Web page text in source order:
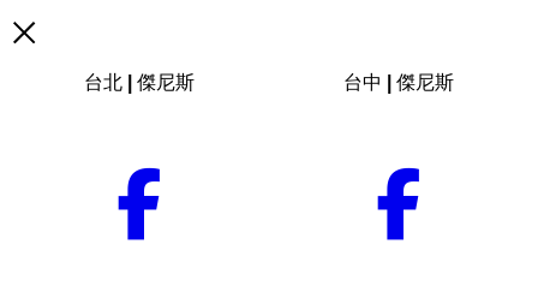
台北 | 傑尼斯 台中 | 傑尼斯